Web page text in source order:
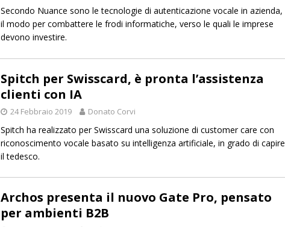
Secondo Nuance sono le tecnologie di autenticazione vocale in azienda,
il modo per combattere le frodi informatiche, verso le quali le imprese
devono investire.
Spitch per Swisscard, è pronta l’assistenza
clienti con IA
24 Febbraio 2019 Donato Corvi
Spitch ha realizzato per Swisscard una soluzione di customer care con
riconoscimento vocale basato su intelligenza artificiale, in grado di capire
il tedesco.
Archos presenta il nuovo Gate Pro, pensato
per ambienti B2B